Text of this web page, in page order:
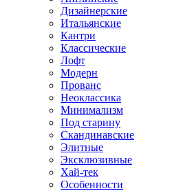
Дизайнерские
Итальянские
Кантри
Классические
Лофт
Модерн
Прованс
Неоклассика
Минимализм
Под старину
Скандинавские
Элитные
Эксклюзивные
Хай-тек
Особенности